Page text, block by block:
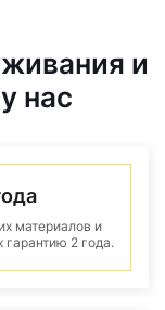
и
нас
материалов и
2 года.